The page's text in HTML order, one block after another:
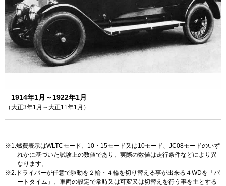
1914年1月～1922年1月
（大正3年1月～大正11年1月）
1.燃費表示はWLTCモード、10・15モード又は10モード、JC08モードのいず
れかに基づいた試験上の数値であり、実際の数値は走行条件などにより異
なります。
2.ドライバーが任意で駆動を２輪・４輪を切り替える事が出来る４WDを「パ
ートタイム」、車両の設定で常時又は可変又は切替えを行う事を主とする